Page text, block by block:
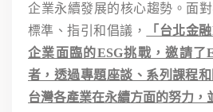
企業永續發展的核心趨勢。面
標準、指引和倡議，
「台北金
企業面臨的ESG挑戰，邀請了
者，透過專題座談、系列課程
台灣各產業在永續方面的努力，